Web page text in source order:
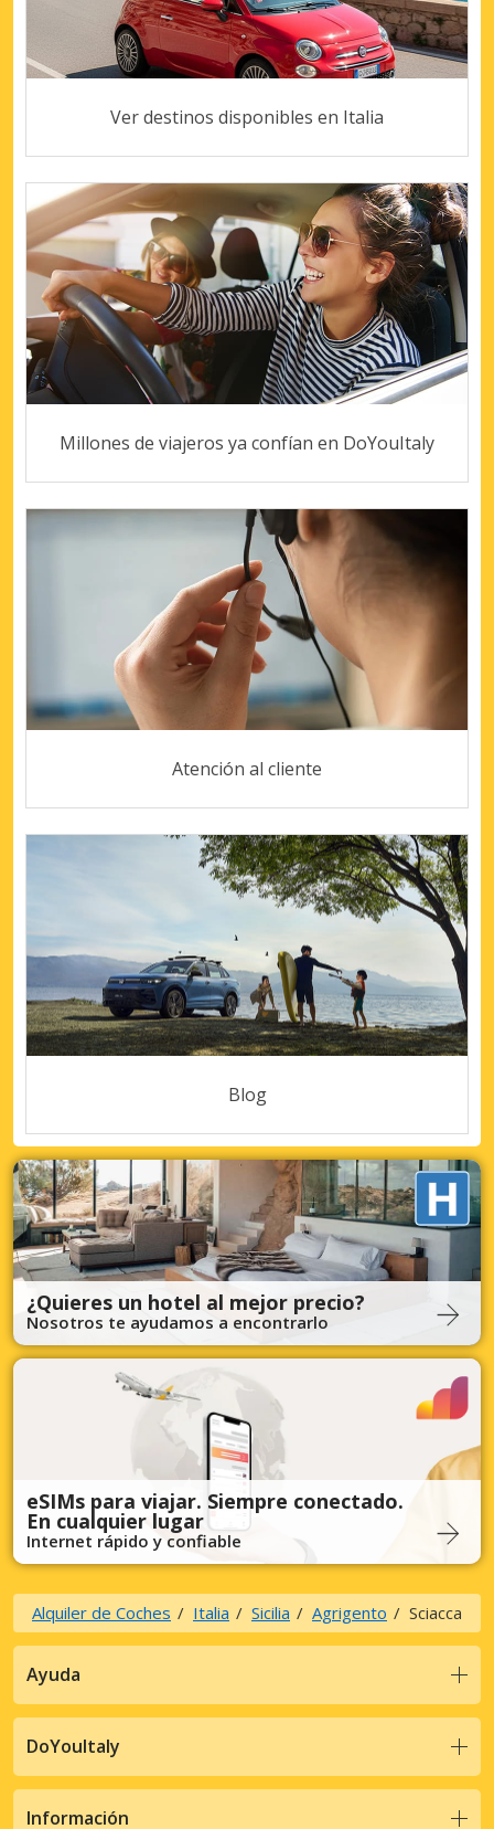
Ver destinos disponibles en Italia
Millones de viajeros ya confían en DoYouItaly
Atención al cliente
Blog
¿Quieres un hotel al mejor precio?
Nosotros te ayudamos a encontrarlo
eSIMs para viajar. Siempre conectado.
En cualquier lugar
Internet rápido y confiable
Alquiler de Coches Italia Sicilia Agrigento Sciacca
Ayuda
DoYouItaly
Información